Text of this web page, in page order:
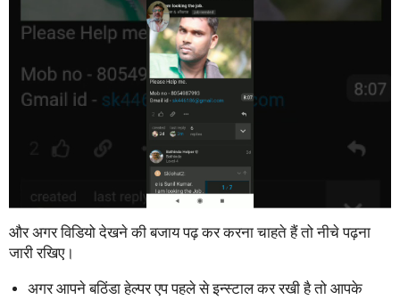
और अगर विडियो देखने की बजाय पढ़ कर करना चाहते हैं तो नीचे पढ़ना
जारी रखिए।
अगर आपने बठिंडा हेल्पर एप पहले से इन्स्टाल कर रखी है तो आपके